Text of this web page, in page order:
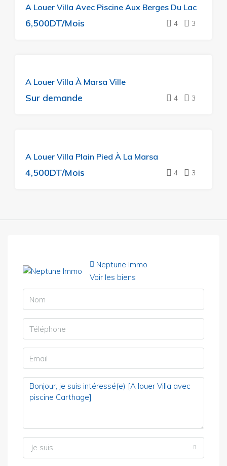
LOUER
A Louer Villa Avec Piscine Aux Berges Du Lac
6,500DT/Mois 4 3
LOUER
A Louer Villa À Marsa Ville
Sur demande 4 3
LOUER
A Louer Villa Plain Pied À La Marsa
4,500DT/Mois 4 3
Neptune Immo
Voir les biens
Je suis....